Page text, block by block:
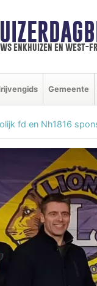
enkhuizen en west-
Gemeente
fd en Nh1816